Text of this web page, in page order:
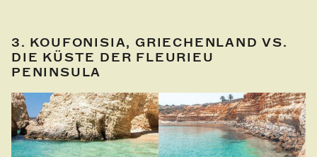
3. KOUFONISIA, GRIECHENLAND VS.
DIE KÜSTE DER FLEURIEU
PENINSULA